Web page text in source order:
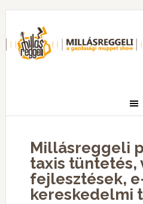
Millásreggeli
taxis tüntetés,
fejlesztések,
kereskedelmi